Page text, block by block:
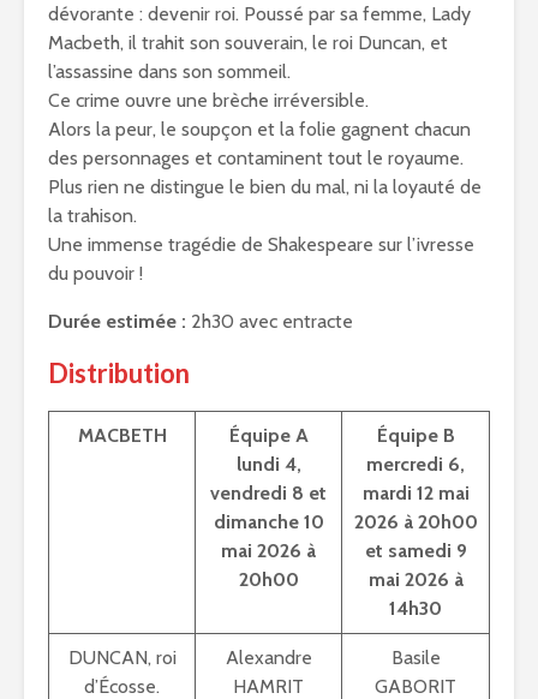
dévorante : devenir roi. Poussé par sa femme, Lady
Macbeth, il trahit son souverain, le roi Duncan, et
l’assassine dans son sommeil.
Ce crime ouvre une brèche irréversible.
Alors la peur, le soupçon et la folie gagnent chacun
des personnages et contaminent tout le royaume.
Plus rien ne distingue le bien du mal, ni la loyauté de
la trahison.
Une immense tragédie de Shakespeare sur l’ivresse
du pouvoir !
Durée estimée : 2h30 avec entracte
Distribution
MACBETH
Équipe A
lundi 4,
vendredi 8 et
dimanche 10
mai 2026 à
20h00
Équipe B
mercredi 6,
mardi 12 mai
2026 à 20h00
et samedi 9
mai 2026 à
14h30
DUNCAN, roi
d’Écosse.
Alexandre
HAMRIT
Basile
GABORIT